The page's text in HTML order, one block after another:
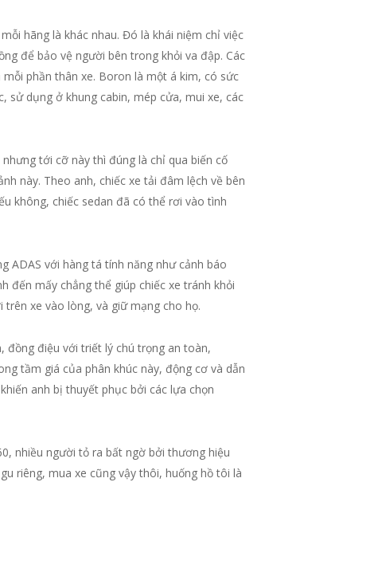
hãng là khác nhau. Đó là khái niệm chỉ việc
để bảo vệ người bên trong khỏi va đập. Các
phần thân xe. Boron là một á kim, có sức
sử dụng ở khung cabin, mép cửa, mui xe, các
tới cỡ này thì đúng là chỉ qua biến cố
này. Theo anh, chiếc xe tải đâm lệch về bên
không, chiếc sedan đã có thể rơi vào tình
ADAS với hàng tá tính năng như cảnh báo
đến mấy chẳng thể giúp chiếc xe tránh khỏi
xe vào lòng, và giữ mạng cho họ.
đồng điệu với triết lý chú trọng an toàn,
tầm giá của phân khúc này, động cơ và dẫn
anh bị thuyết phục bởi các lựa chọn
nhiều người tỏ ra bất ngờ bởi thương hiệu
riêng, mua xe cũng vậy thôi, huống hồ tôi là